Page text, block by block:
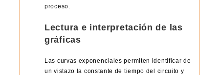
proceso.
Lectura e interpretación de las
gráficas
Las curvas exponenciales permiten identificar de
un vistazo la constante de tiempo del circuito y